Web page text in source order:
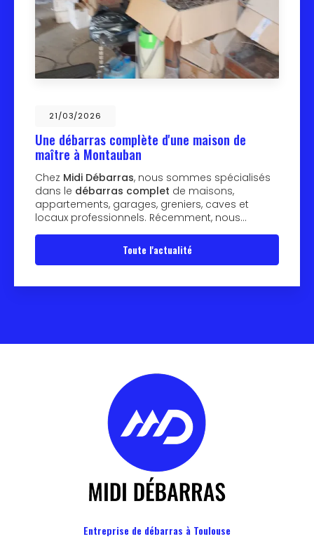
21/03/2026
Une débarras complète d'une maison de
maître à Montauban
Chez Midi Débarras, nous sommes spécialisés
dans le débarras complet de maisons,
appartements, garages, greniers, caves et
locaux professionnels. Récemment, nous…
Toute l'actualité
Entreprise de débarras à Toulouse